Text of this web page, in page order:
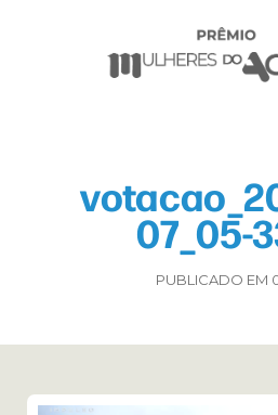
07_05-
PUBLICADO EM